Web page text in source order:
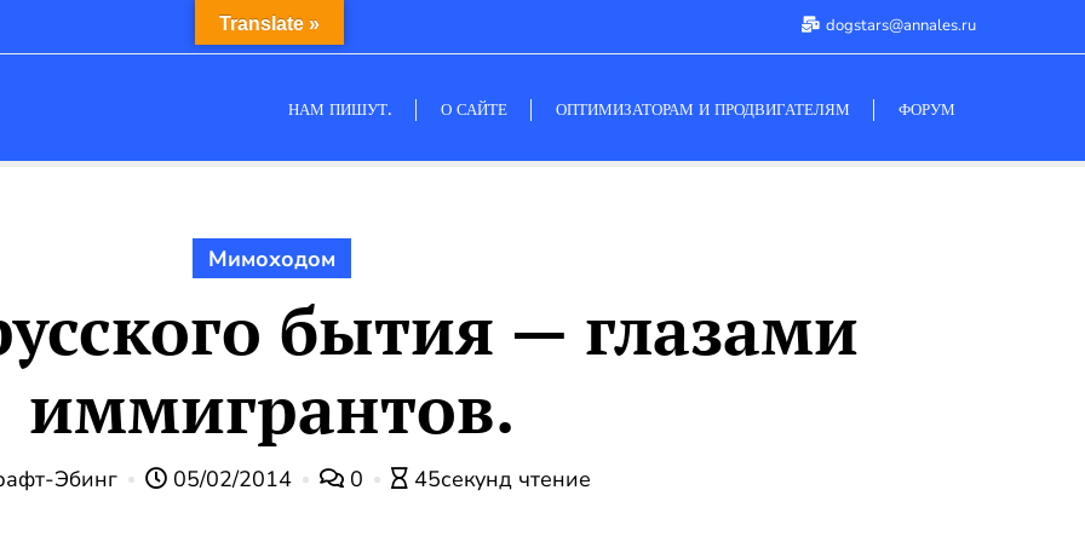
dogstars@annales.ru
НАМ ПИШУТ. О САЙТЕ ОПТИМИЗАТОРАМ И ПРОДВИГАТЕЛЯМ ФОРУМ
Мимоходом
бытия — глазами
иммигрантов.
Эбинг 05/02/2014 0 45секунд чтение
Translate »